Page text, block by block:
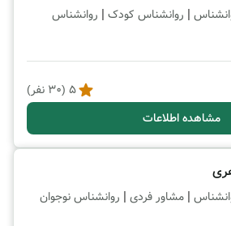
| روانشناس کودک | روانشناس
5
(
30 نفر)
مشاهده اطلاعات
| مشاور فردی | روانشناس نوجوان